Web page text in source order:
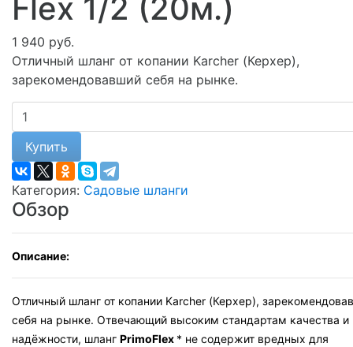
Flex 1/2 (20м.)
1 940 руб.
Отличный шланг от копании Karcher (Керхер),
зарекомендовавший себя на рынке.
Купить
Категория: Садовые шланги
Обзор
Описание:
Отличный шланг от копании Karcher (Керхер),
себя на рынке. Отвечающий высоким стандартам качества и
надёжности, шланг PrimoFlex * не содержит вредных для